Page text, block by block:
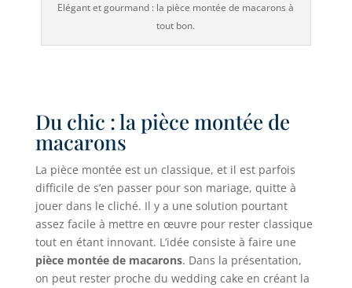
Elégant et gourmand : la pièce montée de macarons à
tout bon.
Du chic : la pièce montée de
macarons
La pièce montée est un classique, et il est parfois
difficile de s’en passer pour son mariage, quitte à
jouer dans le cliché. Il y a une solution pourtant
assez facile à mettre en œuvre pour rester classique
tout en étant innovant. L’idée consiste à faire une
pièce montée de macarons. Dans la présentation,
on peut rester proche du wedding cake en créant la